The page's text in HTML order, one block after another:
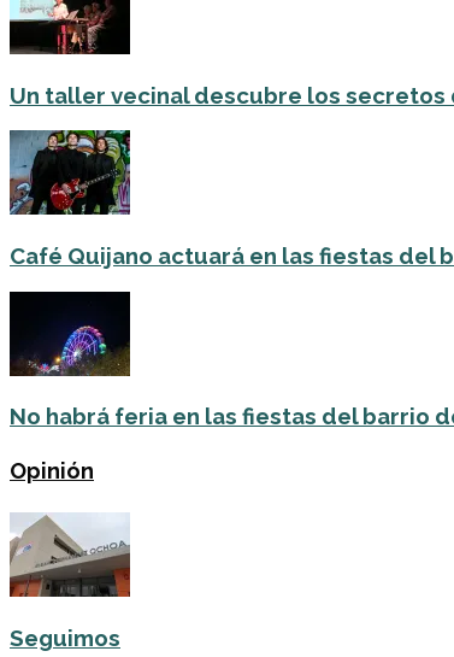
Un taller vecinal descubre los secretos
Café Quijano actuará en las fiestas del
No habrá feria en las fiestas del barrio
Opinión
Seguimos